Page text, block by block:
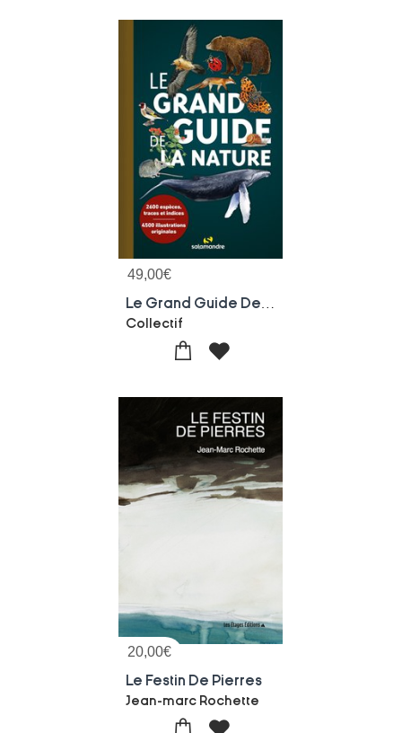
49,00€
Collectif
20,00€
Le Festin De Pierres
Jean-marc Rochette